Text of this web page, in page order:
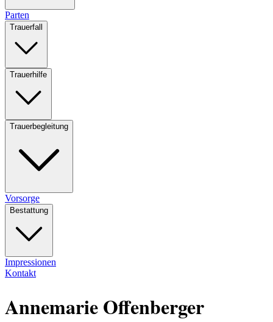
Parten
Trauerfall
Trauerhilfe
Trauerbegleitung
Vorsorge
Bestattung
Impressionen
Kontakt
Annemarie Offenberger